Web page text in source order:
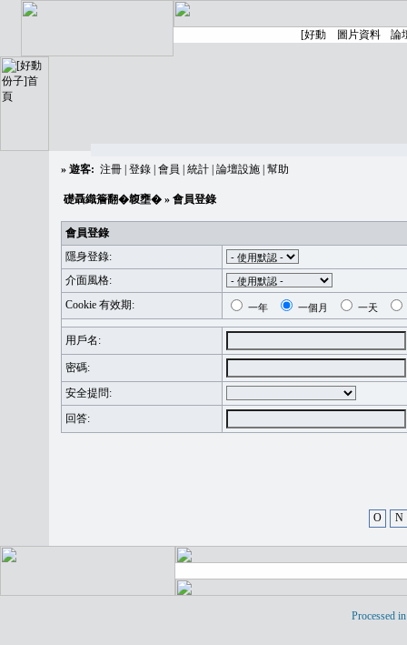
» 遊客: 注冊 登錄 會員 統計 論壇設施 幫助
礎聶織簷翻�䪖壅� » 會員登錄
會員登錄
隱身登錄:
介面風格:
Cookie 有效期:
一年 一個月 一天
用戶名:
密碼:
安全提問:
回答:
O N
Processed